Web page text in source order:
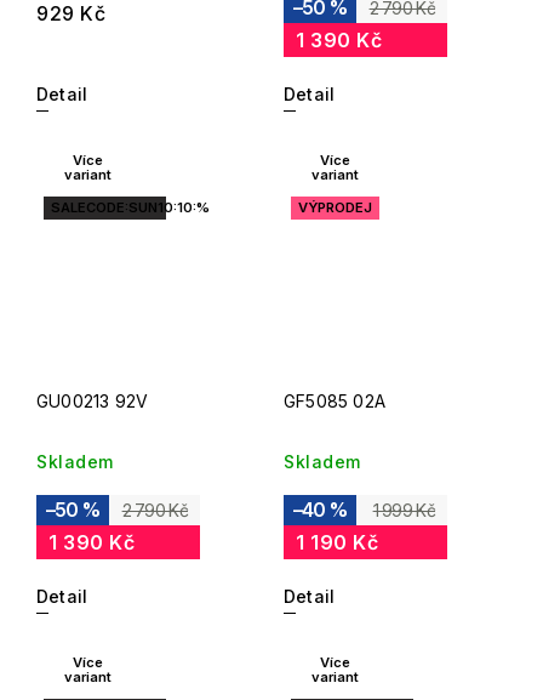
929 Kč
Detail
2 790 Kč
–50 %
1 390 Kč
Detail
Více
variant
SALECODE:SUN10:10:%
GU00213 92V
Skladem
2 790 Kč
–50 %
1 390 Kč
Detail
Více
variant
VÝPRODEJ
GF5085 02A
Skladem
1 999 Kč
–40 %
1 190 Kč
Detail
Více
variant
Více
variant